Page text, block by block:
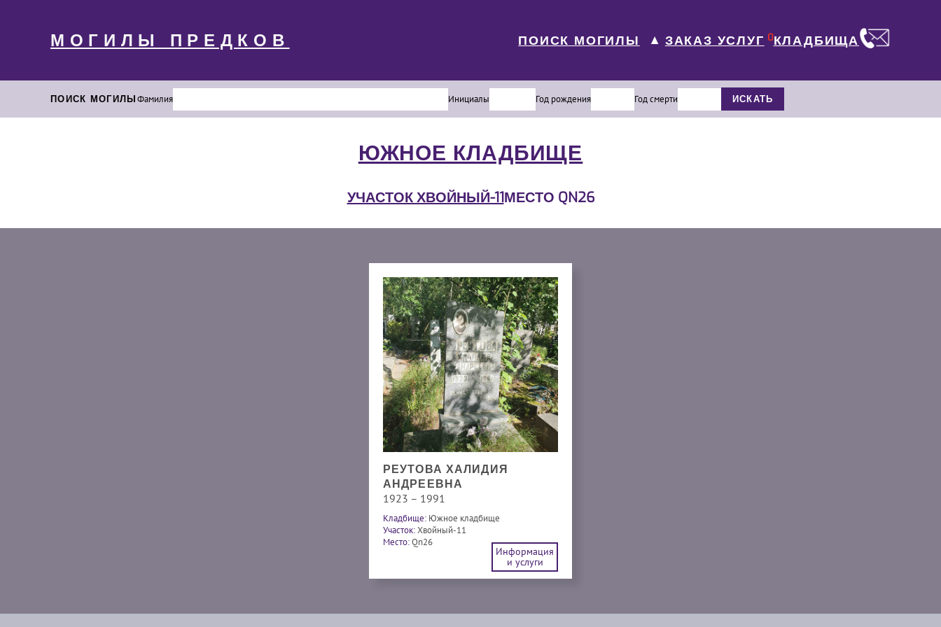
МОГИЛЫ ПРЕДКОВ ПОИСК МОГИЛЫ ▼ ЗАКАЗ УСЛУГ 0КЛАДБИЩА
ПОИСК МОГИЛЫФамилия Инициалы Год рождения Год смерти ИСКАТЬ
ЮЖНОЕ КЛАДБИЩЕ
УЧАСТОК ХВОЙНЫЙ-11МЕСТО QN26
РЕУТОВА ХАЛИДИЯ
АНДРЕЕВНА
1923 – 1991
Кладбище: Южное кладбище
Участок:Хвойный-11
Место:Qn26
Информация
и услуги